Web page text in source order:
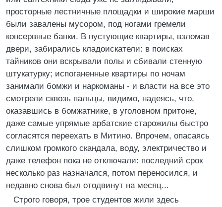
просторные лестничные площадки и широкие марши
были завалены мусором, под ногами гремели
консервные банки. В пустующие квартиры, взломав
двери, забирались кладоискатели: в поисках
тайников они вскрывали полы и сбивали стенную
штукатурку; испоганенные квартиры по ночам
занимали бомжи и наркоманы - и власти на все это
смотрели сквозь пальцы, видимо, надеясь, что,
оказавшись в бомжатнике, в уголовном притоне,
даже самые упрямые арбатские старожилы быстро
согласятся переехать в Митино. Впрочем, опасаясь
слишком громкого скандала, воду, электричество и
даже телефон пока не отключали: последний срок
несколько раз назначался, потом переносился, и
недавно снова был отодвинут на месяц...
Строго говоря, трое студентов жили здесь